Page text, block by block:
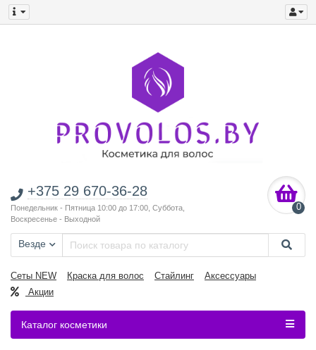
+375 29 670-36-28
Понедельник - Пятница 10:00 до 17:00, Суббота,
Воскресенье - Выходной
0
Везде
Сеты NEW Краска для волос Стайлинг
Аксессуары
Акции
Каталог косметики